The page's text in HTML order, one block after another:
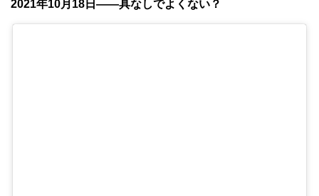
2021年10月18日——具なしでよくない？